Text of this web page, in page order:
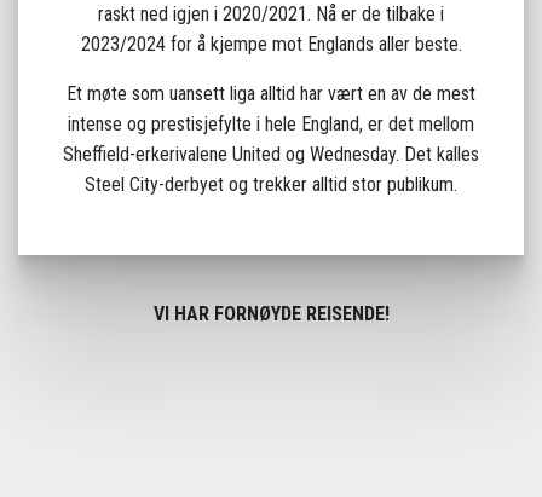
raskt ned igjen i 2020/2021. Nå er de tilbake i
2023/2024 for å kjempe mot Englands aller beste.
Et møte som uansett liga alltid har vært en av de mest
intense og prestisjefylte i hele England, er det mellom
Sheffield-erkerivalene United og Wednesday. Det kalles
Steel City-derbyet og trekker alltid stor publikum.
VI HAR FORNØYDE REISENDE!